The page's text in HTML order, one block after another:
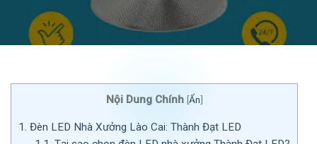
Nội Dung Chính [Ẩn]
1. Đèn LED Nhà Xưởng Lào Cai: Thành Đạt LED